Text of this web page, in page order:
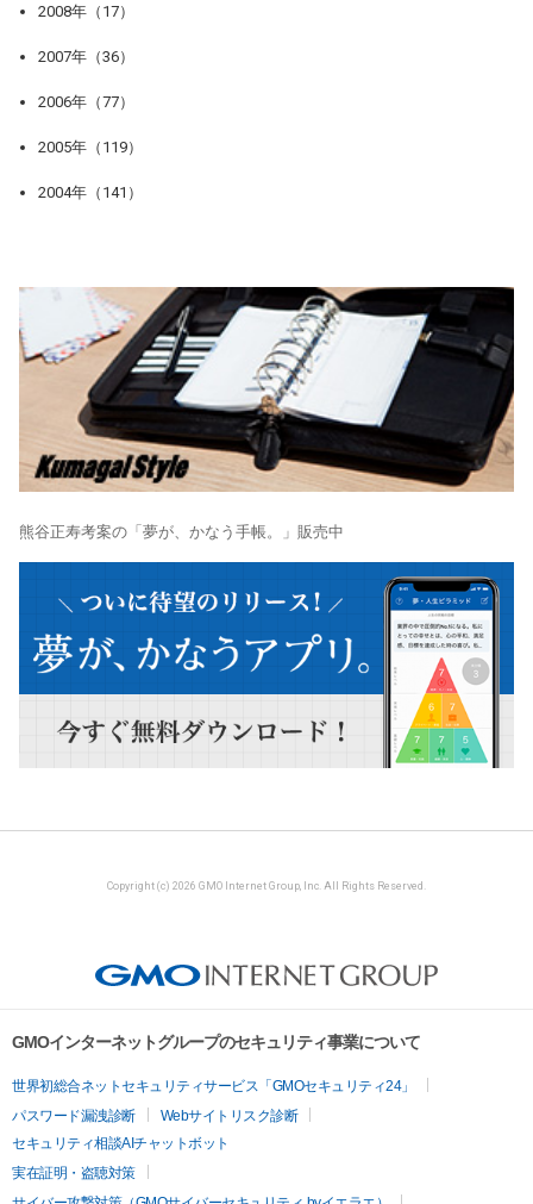
2008年（17）
2007年（36）
2006年（77）
2005年（119）
2004年（141）
熊谷正寿考案の「夢が、かなう手帳。」販売中
Copyright (c) 2026 GMO Internet Group, Inc. All Rights Reserved.
GMOインターネットグループのセキュリティ事業について
世界初総合ネットセキュリティサービス「GMOセキュリティ24」
パスワード漏洩診断
Webサイトリスク診断
セキュリティ相談AIチャットボット
実在証明・盗聴対策